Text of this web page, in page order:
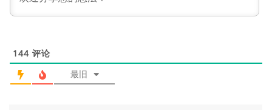
144 评论
最旧